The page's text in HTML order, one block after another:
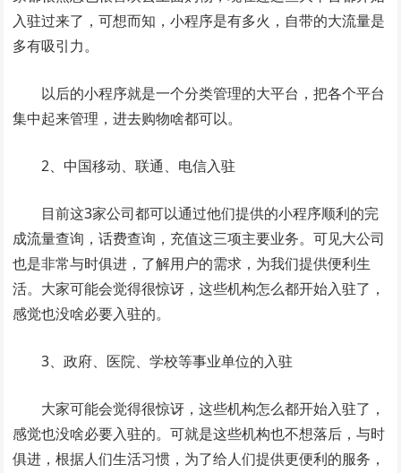
入驻过来了，可想而知，小程序是有多火，自带的大流量是
多有吸引力。
以后的小程序就是一个分类管理的大平台，把各个平台
集中起来管理，进去购物啥都可以。
2、中国移动、联通、电信入驻
目前这3家公司都可以通过他们提供的小程序顺利的完
成流量查询，话费查询，充值这三项主要业务。可见大公司
也是非常与时俱进，了解用户的需求，为我们提供便利生
活。大家可能会觉得很惊讶，这些机构怎么都开始入驻了，
感觉也没啥必要入驻的。
3、政府、医院、学校等事业单位的入驻
大家可能会觉得很惊讶，这些机构怎么都开始入驻了，
感觉也没啥必要入驻的。可就是这些机构也不想落后，与时
俱进，根据人们生活习惯，为了给人们提供更便利的服务，